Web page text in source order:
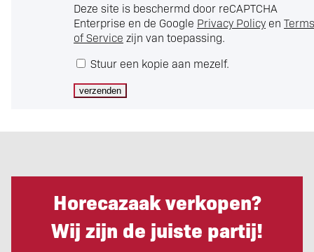
Deze site is beschermd door reCAPTCHA
Enterprise en de Google Privacy Policy en Terms
of Service zijn van toepassing.
Stuur een kopie aan mezelf.
Horecazaak verkopen?
Wij zijn de juiste partij!